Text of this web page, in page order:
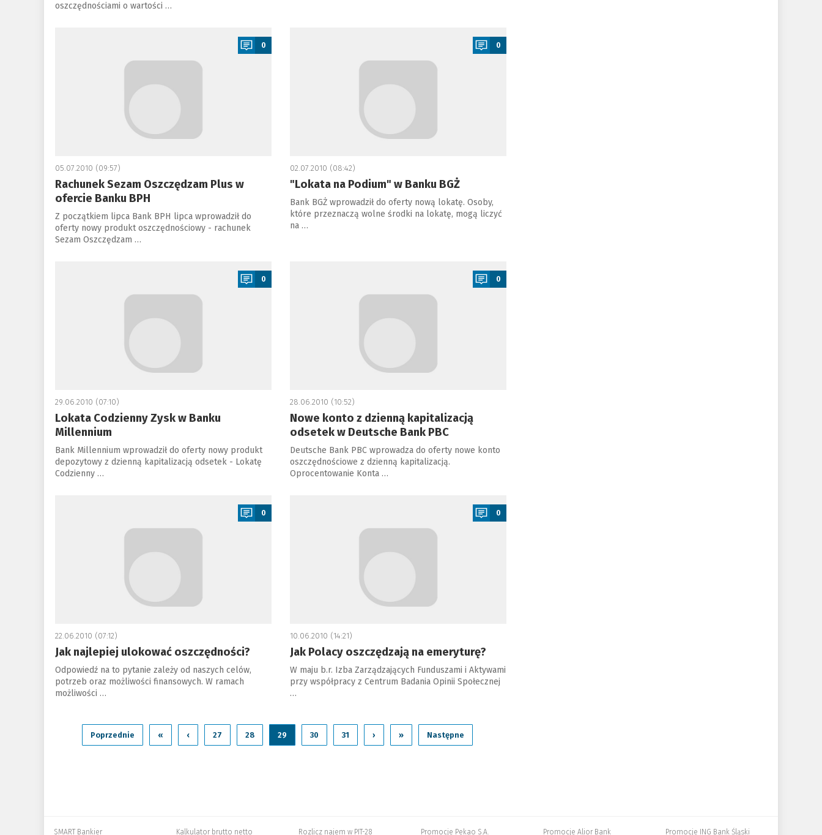
oszczędnościami o wartości …
0
05.07.2010 (09:57)
Rachunek Sezam Oszczędzam Plus w
ofercie Banku BPH
Z początkiem lipca Bank BPH lipca wprowadził do
oferty nowy produkt oszczędnościowy - rachunek
Sezam Oszczędzam …
0
02.07.2010 (08:42)
"Lokata na Podium" w Banku BGŻ
Bank BGŻ wprowadził do oferty nową lokatę. Osoby,
które przeznaczą wolne środki na lokatę, mogą liczyć
na …
0
29.06.2010 (07:10)
Lokata Codzienny Zysk w Banku
Millennium
Bank Millennium wprowadził do oferty nowy produkt
depozytowy z dzienną kapitalizacją odsetek - Lokatę
Codzienny …
0
28.06.2010 (10:52)
Nowe konto z dzienną kapitalizacją
odsetek w Deutsche Bank PBC
Deutsche Bank PBC wprowadza do oferty nowe konto
oszczędnościowe z dzienną kapitalizacją.
Oprocentowanie Konta …
0
22.06.2010 (07:12)
Jak najlepiej ulokować oszczędności?
Odpowiedź na to pytanie zależy od naszych celów,
potrzeb oraz możliwości finansowych. W ramach
możliwości …
0
10.06.2010 (14:21)
Jak Polacy oszczędzają na emeryturę?
W maju b.r. Izba Zarządzających Funduszami i Aktywami
przy współpracy z Centrum Badania Opinii Społecznej
…
Poprzednie « ‹ 27 28 29 30 31 › » Następne
SMART Bankier Kalkulator brutto netto Rozlicz najem w PIT-28 Promocje Pekao S.A. Promocje Alior Bank Promocje ING Bank Śląski